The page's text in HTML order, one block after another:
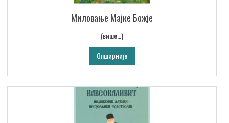
Миловање Мајке Божје
(више…)
Опширније